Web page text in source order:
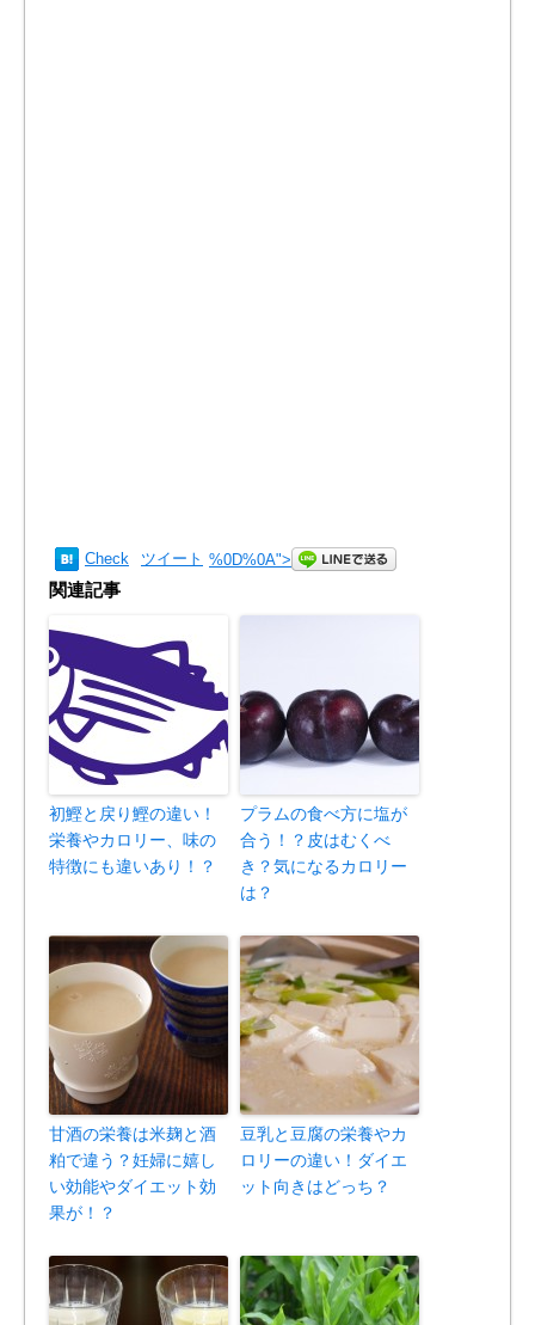
Check ツイート %0D%0A">
関連記事
初鰹と戻り鰹の違い！
栄養やカロリー、味の
特徴にも違いあり！？
プラムの食べ方に塩が
合う！？皮はむくべ
き？気になるカロリー
は？
甘酒の栄養は米麹と酒
粕で違う？妊婦に嬉し
い効能やダイエット効
果が！？
豆乳と豆腐の栄養やカ
ロリーの違い！ダイエ
ット向きはどっち？